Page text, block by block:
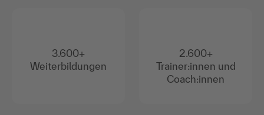
3.600+
Weiterbildungen
2.600+
Trainer:innen und
Coach:innen